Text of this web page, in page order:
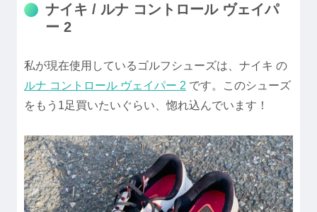
ナイキ / ルナ コントロール ヴェイパ
ー 2
私が現在使用しているゴルフシューズは、ナイキ の
ルナ コントロール ヴェイパー 2 です。このシューズ
をもう1足買いたいぐらい、惚れ込んでいます！